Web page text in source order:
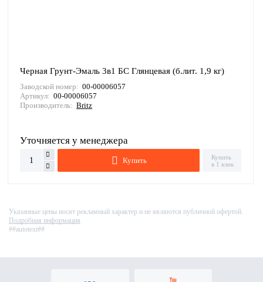
Черная Грунт-Эмаль 3в1 БС Глянцевая (б.лит. 1,9 кг)
Заводской номер: 00-00006057
Артикул: 00-00006057
Производитель: Britz
Уточняется у менеджера
Купить
Купить
в 1 клик
Указанные цены носят рекламный характер и не являются публичной офертой.
Подробная информация
##autotext##